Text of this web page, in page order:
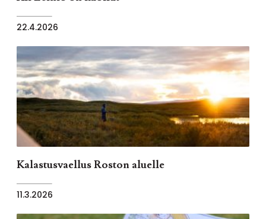
22.4.2026
Kalastusvaellus Roston aluelle
11.3.2026